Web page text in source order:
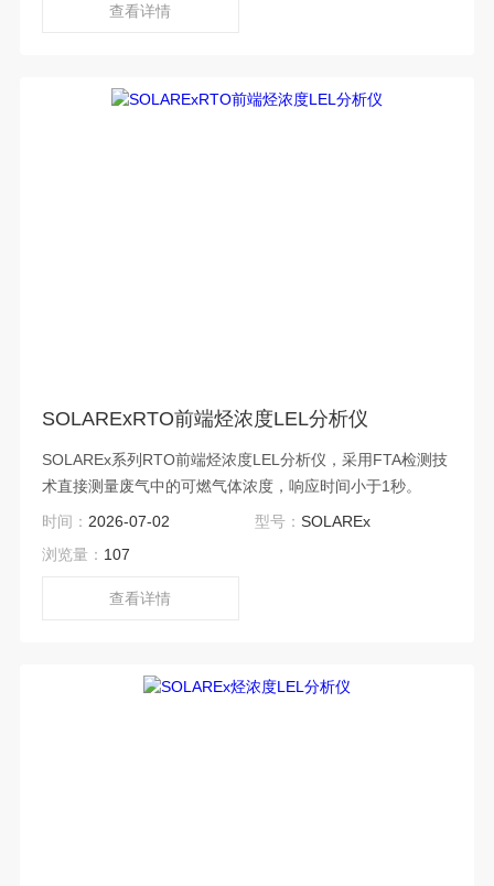
查看详情
SOLARExRTO前端烃浓度LEL分析仪
SOLAREx系列RTO前端烃浓度LEL分析仪，采用FTA检测技
术直接测量废气中的可燃气体浓度，响应时间小于1秒。
时间： 2026-07-02 型号：SOLAREx
浏览量： 107
查看详情